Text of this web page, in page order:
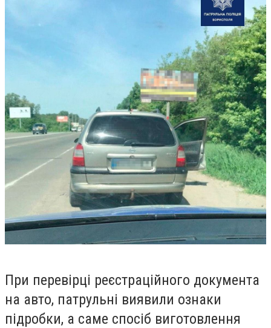
При перевірці реєстраційного документа
на авто, патрульні виявили ознаки
підробки, а саме спосіб виготовлення